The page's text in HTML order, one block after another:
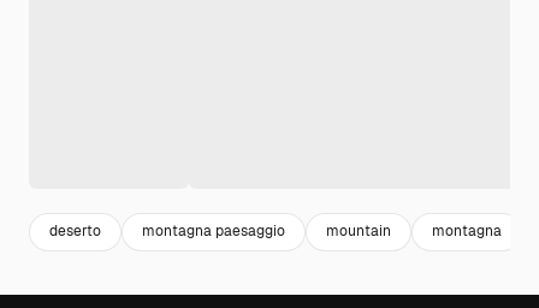
deserto montagna paesaggio mountain montagna